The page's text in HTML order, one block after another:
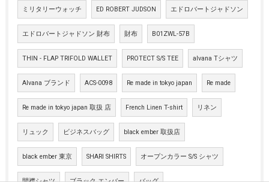
ミリタリーウォッチ ED ROBERT JUDSON エドロバートジャドソン
エドロバートジャドソン 財布 財布 B01ZWL-57B
THIN - FLAP TRIFOLD WALLET PROTECT S/S TEE alvana Tシャツ
Alvana ブランド ACS-0098 Re made in tokyo japan Re made
Re made in tokyo japan 取扱 店 French Linen T-shirt リネン
リュック ビジネスバッグ black ember 取扱店
black ember 東京 SHARI SHIRTS オープンカラー S/S シャツ